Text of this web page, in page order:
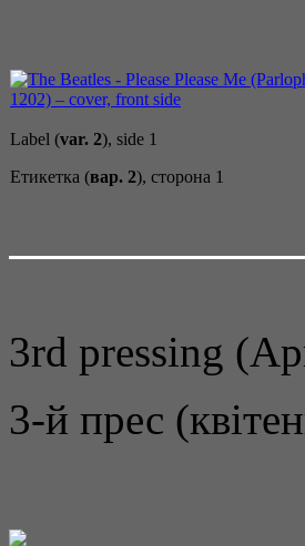
Label (var. 2), side 1
Етикетка (вар. 2), сторона 1
3rd pressing
3-й прес